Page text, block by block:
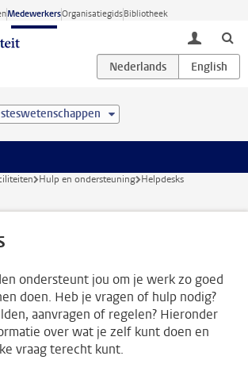
MedewerkersOrganisatiegidsBibliotheek
toggle
Hulp en ondersteuning Helpdesks
ondersteunt jou om je werk zo goed
doen. Heb je vragen of hulp nodig?
aanvragen of regelen? Hieronder
over wat je zelf kunt doen en
vraag terecht kunt.